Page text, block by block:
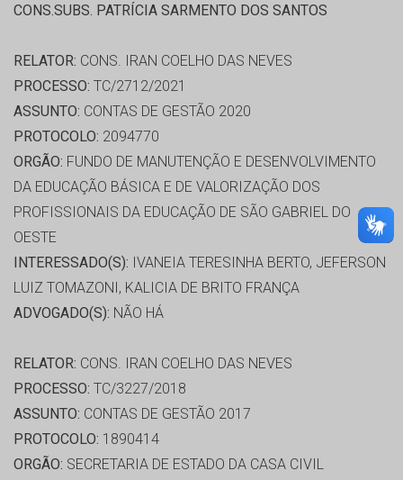
CONS.SUBS. PATRÍCIA SARMENTO DOS SANTOS
RELATOR: CONS. IRAN COELHO DAS NEVES
PROCESSO: TC/2712/2021
ASSUNTO: CONTAS DE GESTÃO 2020
PROTOCOLO: 2094770
ORGÃO: FUNDO DE MANUTENÇÃO E DESENVOLVIMENTO
DA EDUCAÇÃO BÁSICA E DE VALORIZAÇÃO DOS
PROFISSIONAIS DA EDUCAÇÃO DE SÃO GABRIEL DO
OESTE
INTERESSADO(S): IVANEIA TERESINHA BERTO, JEFERSON
LUIZ TOMAZONI, KALICIA DE BRITO FRANÇA
ADVOGADO(S): NÃO HÁ
RELATOR: CONS. IRAN COELHO DAS NEVES
PROCESSO: TC/3227/2018
ASSUNTO: CONTAS DE GESTÃO 2017
PROTOCOLO: 1890414
ORGÃO: SECRETARIA DE ESTADO DA CASA CIVIL